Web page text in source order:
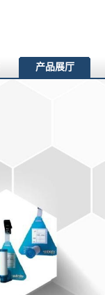
产品展厅